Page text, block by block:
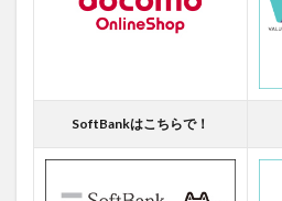
SoftBankはこちらで！